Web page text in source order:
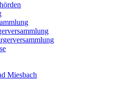
Miesbach